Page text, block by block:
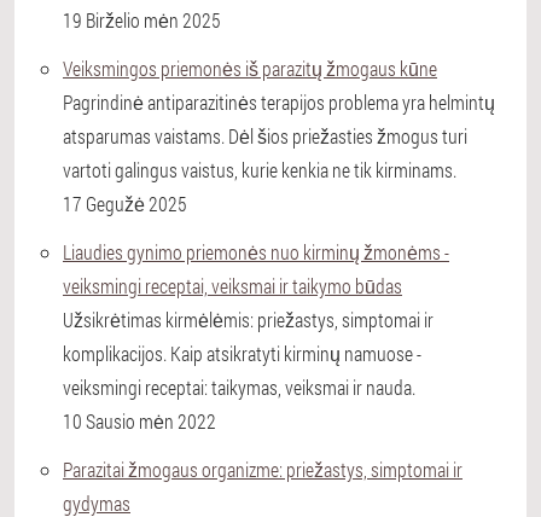
19 Birželio mėn 2025
Veiksmingos priemonės iš parazitų žmogaus kūne
Pagrindinė antiparazitinės terapijos problema yra helmintų
atsparumas vaistams. Dėl šios priežasties žmogus turi
vartoti galingus vaistus, kurie kenkia ne tik kirminams.
17 Gegužė 2025
Liaudies gynimo priemonės nuo kirminų žmonėms -
veiksmingi receptai, veiksmai ir taikymo būdas
Užsikrėtimas kirmėlėmis: priežastys, simptomai ir
komplikacijos. Kaip atsikratyti kirminų namuose -
veiksmingi receptai: taikymas, veiksmai ir nauda.
10 Sausio mėn 2022
Parazitai žmogaus organizme: priežastys, simptomai ir
gydymas